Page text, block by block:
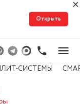
Открыть
СИСТЕМЫ